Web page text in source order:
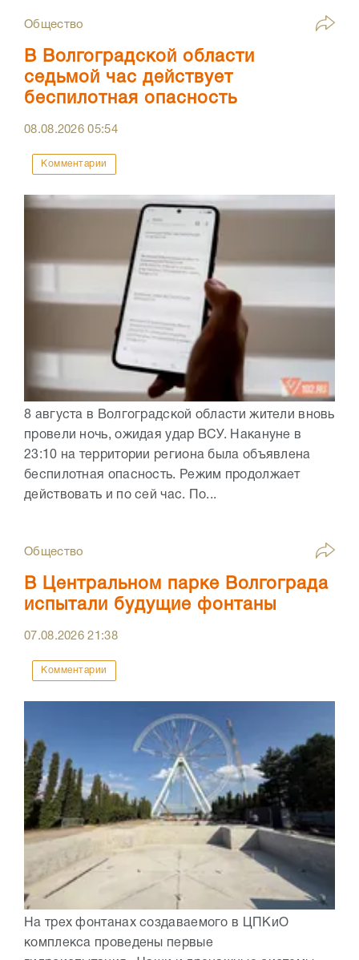
Общество
В Волгоградской области
седьмой час действует
беспилотная опасность
08.08.202605:54
Комментарии
8 августа в Волгоградской области жители вновь
провели ночь, ожидая удар ВСУ. Накануне в
23:10 на территории региона была объявлена
беспилотная опасность. Режим продолжает
действовать и по сей час. По...
Общество
В Центральном парке Волгограда
испытали будущие фонтаны
07.08.202621:38
Комментарии
На трех фонтанах создаваемого в ЦПКиО
комплекса проведены первые